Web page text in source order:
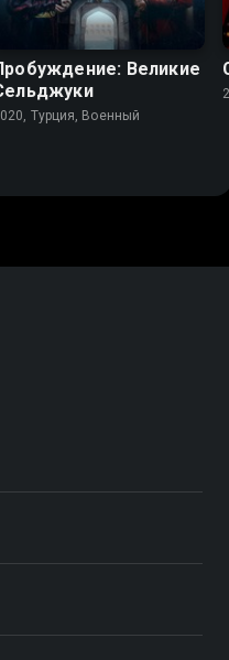
8.4 7.7
Великие
Турция, Военный